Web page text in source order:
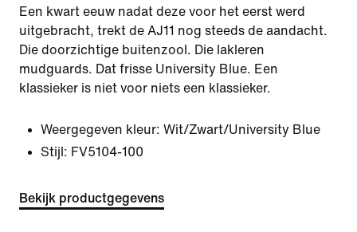
Een kwart eeuw nadat deze voor het eerst werd
uitgebracht, trekt de AJ11 nog steeds de aandacht.
Die doorzichtige buitenzool. Die lakleren
mudguards. Dat frisse University Blue. Een
klassieker is niet voor niets een klassieker.
Weergegeven kleur: Wit/Zwart/University Blue
Stijl: FV5104-100
Bekijk productgegevens